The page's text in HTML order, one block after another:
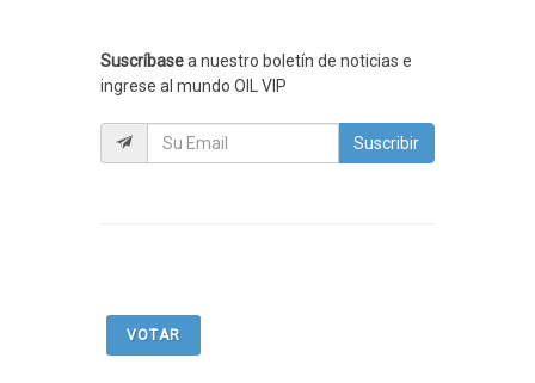
Suscríbasea nuestro boletín de noticias e
ingrese al mundo OIL VIP
Suscribir
VOTAR